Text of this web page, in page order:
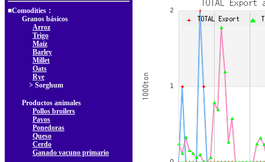
■Comodities：
Granos básicos
Arroz
Trigo
Maíz
Barley
Millet
Oats
Rye
> Sorghum
Productos animales
Pollos broilers
Pavos
Ponedoras
Queso
Cerdo
Ganado vacuno primario